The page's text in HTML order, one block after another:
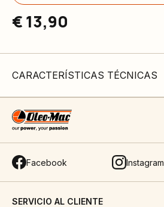
€ 13,90
CARACTERÍSTICAS TÉCNICAS
Facebook Instagram
SERVICIO AL CLIENTE